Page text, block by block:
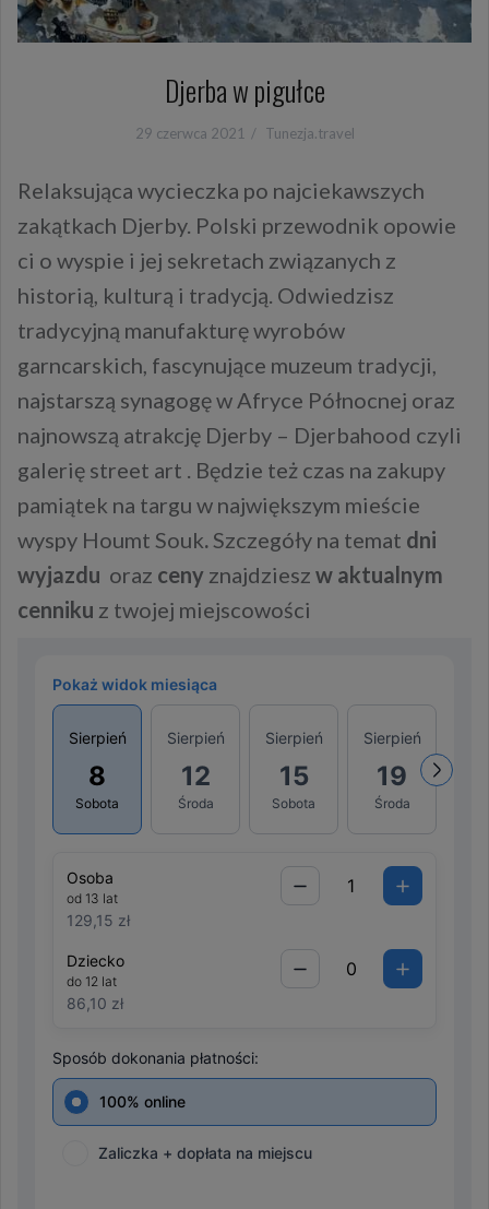
Djerba w pigułce
29 czerwca 2021 Tunezja.travel
Relaksująca wycieczka po najciekawszych
zakątkach Djerby. Polski przewodnik opowie
ci o wyspie i jej sekretach związanych z
historią, kulturą i tradycją. Odwiedzisz
tradycyjną manufakturę wyrobów
garncarskich, fascynujące muzeum tradycji,
najstarszą synagogę w Afryce Północnej oraz
najnowszą atrakcję Djerby – Djerbahood czyli
galerię street art . Będzie też czas na zakupy
pamiątek na targu w największym mieście
wyspy Houmt Souk.Szczegóły na temat dni
wyjazdu oraz ceny znajdziesz w aktualnym
cenniku z twojej miejscowości